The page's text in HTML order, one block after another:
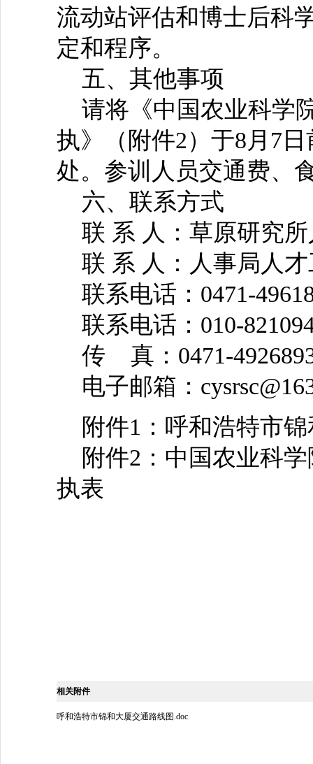
流动站评估和博士后科
定和程序。
五、其他事项
请将《中国农业科学
执》（附件2）于8月7
处。参训人员交通费、
六、联系方式
联 系 人：草原研究
联 系 人：人事局人
联系电话：0471-
联系电话：010-
传 真：0471-
电子邮箱：
附件1：呼和浩特市锦
附件2：中国农业科学
执表
相关附件
呼和浩特市锦和大厦交通路线图.doc